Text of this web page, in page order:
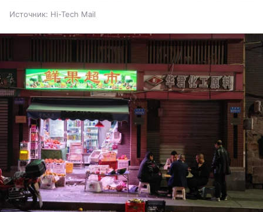
Источник: Hi-Tech Mail